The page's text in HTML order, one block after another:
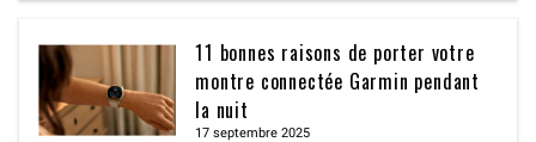
11 bonnes raisons de porter votre
montre connectée Garmin pendant
la nuit
17 septembre 2025